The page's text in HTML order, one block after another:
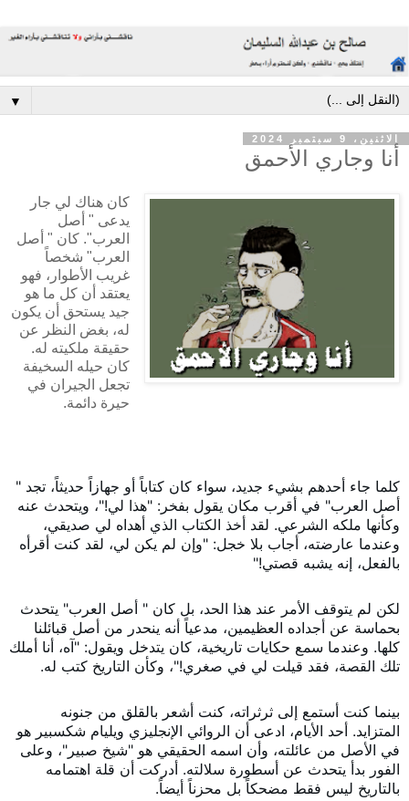
▼
الاثنين، 9 سبتمبر 2024
أنا وجاري الأحمق
كان هناك لي جار
يدعى " أصل
العرب". كان " أصل
العرب" شخصاً
غريب الأطوار، فهو
يعتقد أن كل ما هو
جيد يستحق أن يكون
له، بغض النظر عن
حقيقة ملكيته له.
كان حيله السخيفة
تجعل الجيران في
حيرة دائمة.
كلما جاء أحدهم بشيء جديد، سواء كان كتاباً أو جهازاً حديثاً، تجد "
أصل العرب" في أقرب مكان يقول بفخر: "هذا لي!"، ويتحدث عنه
وكأنها ملكه الشرعي. لقد أخذ الكتاب الذي أهداه لي صديقي،
وعندما عارضته، أجاب بلا خجل: "وإن لم يكن لي، لقد كنت أقرأه
بالفعل، إنه يشبه قصتي!"
لكن لم يتوقف الأمر عند هذا الحد، بل كان " أصل العرب" يتحدث
بحماسة عن أجداده العظيمين، مدعياً أنه ينحدر من أصل قبائلنا
كلها. وعندما سمع حكايات تاريخية، كان يتدخل ويقول: "آه، أنا أملك
تلك القصة، فقد قيلت لي في صغري!"، وكأن التاريخ كتب له.
بينما كنت أستمع إلى ثرثراته، كنت أشعر بالقلق من جنونه
المتزايد. أحد الأيام، ادعى أن الروائي الإنجليزي ويليام شكسبير هو
في الأصل من عائلته، وأن اسمه الحقيقي هو "شيخ صبير"، وعلى
الفور بدأ يتحدث عن أسطورة سلالته. أدركت أن قلة اهتمامه
بالتاريخ ليس فقط مضحكاً بل محزناً أيضاً.